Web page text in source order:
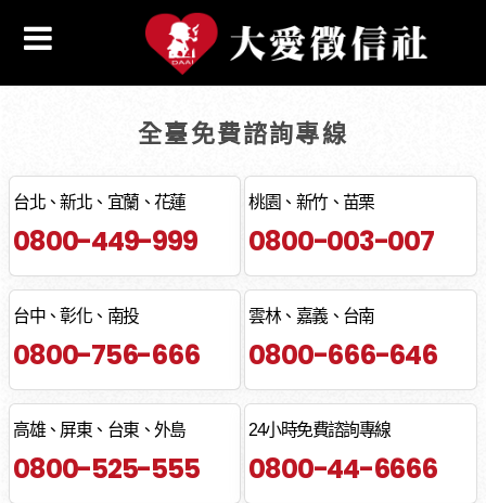
全臺免費諮詢專線
台北、新北、宜蘭、花蓮
0800-449-999
桃園、新竹、苗栗
0800-003-007
台中、彰化、南投
0800-756-666
雲林、嘉義、台南
0800-666-646
高雄、屏東、台東、外島
0800-525-555
24小時免費諮詢專線
0800-44-6666